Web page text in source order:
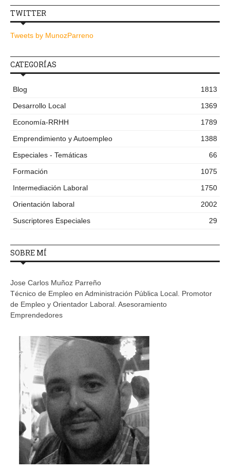
TWITTER
Tweets by MunozParreno
CATEGORÍAS
Blog
1813
Desarrollo Local
1369
Economía-RRHH
1789
Emprendimiento y Autoempleo
1388
Especiales - Temáticas
66
Formación
1075
Intermediación Laboral
1750
Orientación laboral
2002
Suscriptores Especiales
29
SOBRE MÍ
Jose Carlos Muñoz Parreño
Técnico de Empleo en Administración Pública Local. Promotor
de Empleo y Orientador Laboral. Asesoramiento
Emprendedores